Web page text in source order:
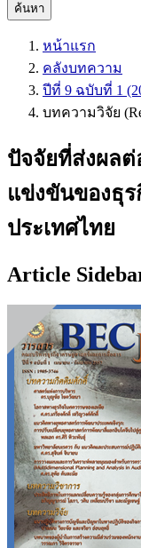
ค้นหา
หน้าแรก
คลังบทความ
ปีที่ 9 ฉบับที่ 1
บทความวิจัย
ปัจจัยที่ส่งผล
แข่งขันของธุร
ประเทศไทย
Article